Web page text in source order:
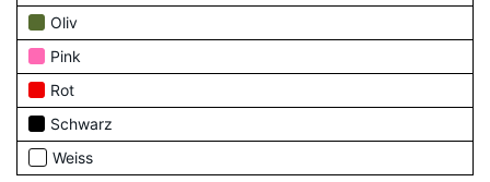
Oliv
Pink
Rot
Schwarz
Weiss